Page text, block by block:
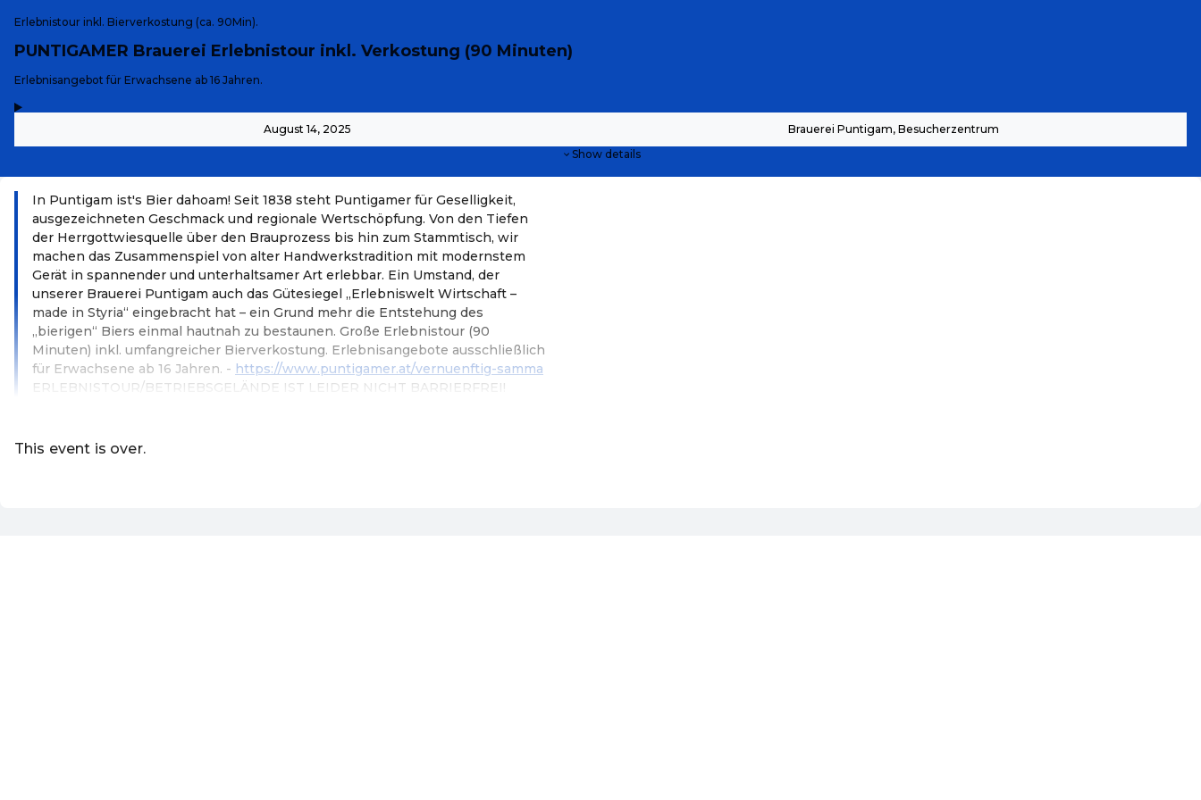
Erlebnistour inkl. Bierverkostung (ca. 90Min).
PUNTIGAMER Brauerei Erlebnistour inkl. Verkostung (90 Minuten)
-
Erlebnisangebot für Erwachsene ab 16 Jahren.
August 14, 2025 Brauerei Puntigam, Besucherzentrum
Show details
In Puntigam ist's Bier dahoam! Seit 1838 steht Puntigamer für Geselligkeit,
ausgezeichneten Geschmack und regionale Wertschöpfung. Von den Tiefen
der Herrgottwiesquelle über den Brauprozess bis hin zum Stammtisch, wir
machen das Zusammenspiel von alter Handwerkstradition mit modernstem
Gerät in spannender und unterhaltsamer Art erlebbar. Ein Umstand, der
unserer Brauerei Puntigam auch das Gütesiegel „Erlebniswelt Wirtschaft –
made in Styria“ eingebracht hat – ein Grund mehr die Entstehung des
„bierigen“ Biers einmal hautnah zu bestaunen. Große Erlebnistour (90
Minuten) inkl. umfangreicher Bierverkostung. Erlebnisangebote ausschließlich
für Erwachsene ab 16 Jahren. - https://www.puntigamer.at/vernuenftig-samma
ERLEBNISTOUR/BETRIEBSGELÄNDE IST LEIDER NICHT BARRIERFREI!
This event is over.